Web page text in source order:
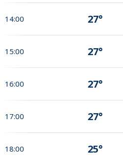
14:00 27°
15:00 27°
16:00 27°
17:00 27°
18:00 25°